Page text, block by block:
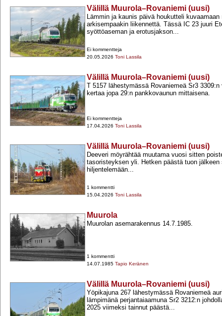
Välillä Muurola–Rovaniemi (uusi)
Lämmin ja kaunis päivä houkutteli
arkisempaakin liikennettä. Tässä IC 23 juuri
syöttöaseman ja erotusjakson...
Ei kommentteja
20.05.2026 Toni Lassila
Välillä Muurola–Rovaniemi (uusi)
T 5157 lähestymässä Rovaniemeä Sr3
kertaa jopa 29:n pankkovaunun mittaisena.
Ei kommentteja
17.04.2026 Toni Lassila
Välillä Muurola–Rovaniemi (uusi)
Deeveri möyrähtää muutama vuosi sitten
tasoristeyksen yli. Hetken päästä tuon
hiljentelemään...
1 kommentti
15.04.2026 Toni Lassila
Muurola
Muurolan asemarakennus 14.7.1985.
1 kommentti
14.07.1985 Tapio Keränen
Välillä Muurola–Rovaniemi (uusi)
Yöpikajuna 267 lähestymässä Rovaniemeä
lämpimänä perjantaiaamuna Sr2 3212:n
2025 viimeksi tainnut päästä...